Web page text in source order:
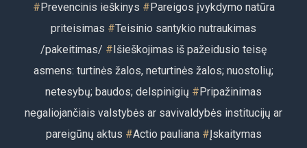
#Prevencinis ieškinys #Pareigos įvykdymo natūra
priteisimas #Teisinio santykio nutraukimas
/pakeitimas/ #Išieškojimas iš pažeidusio teisę
asmens: turtinės žalos, neturtinės žalos; nuostolių;
netesybų; baudos; delspinigių #Pripažinimas
negaliojančiais valstybės ar savivaldybės institucijų ar
pareigūnų aktus #Actio pauliana #Įskaitymas